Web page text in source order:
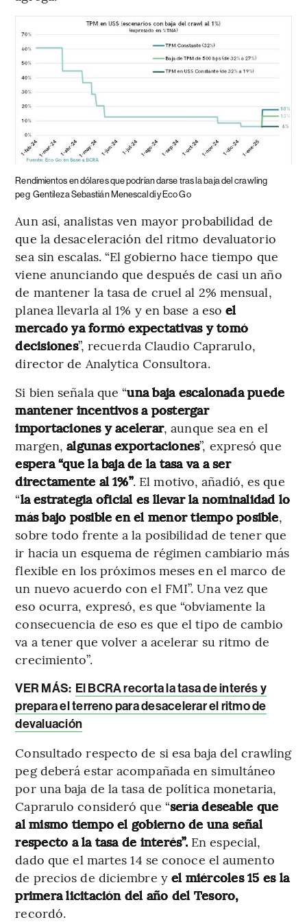
Rendimientos en dólares que podrían darse tras la baja del crawling
peg Gentileza Sebastián Menescaldi y Eco Go
Aun así, analistas ven mayor probabilidad de
que la desaceleración del ritmo devaluatorio
sea sin escalas. “El gobierno hace tiempo que
viene anunciando que después de casi un año
de mantener la tasa de cruel al 2% mensual,
planea llevarla al 1% y en base a esoel
mercado ya formó expectativas y tomó
decisiones”, recuerda Claudio Caprarulo,
director de Analytica Consultora.
Si bien señala que “una baja escalonada puede
mantener incentivos a postergar
importaciones y acelerar, aunque sea en el
margen,algunas exportaciones”, expresó que
espera “que la baja de la tasa va a ser
directamente al 1%”. El motivo, añadió, es que
“la estrategia oficial es llevar la nominalidad lo
más bajo posible en el menor tiempo posible,
sobre todo frente a la posibilidad de tener que
ir hacia un esquema de régimen cambiario más
flexible en los próximos meses en el marco de
un nuevo acuerdo con el FMI”. Una vez que
eso ocurra, expresó, es que “obviamente la
consecuencia de eso es que el tipo de cambio
va a tener que volver a acelerar su ritmo de
crecimiento”.
VER MÁS: El BCRA recorta la tasa de interés y
prepara el terreno para desacelerar el ritmo de
devaluación
Consultado respecto de si esa baja del crawling
peg deberá estar acompañada en simultáneo
por una baja de la tasa de política monetaria,
Caprarulo consideró que “sería deseable que
al mismo tiempo el gobierno de una señal
respecto a la tasa de interés”. En especial,
dado que el martes 14 se conoce el aumento
de precios de diciembre y el miércoles 15 es la
primera licitación del año del Tesoro,
recordó.